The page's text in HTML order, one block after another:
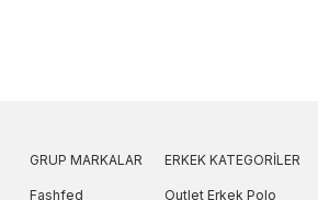
GRUP MARKALAR
Fashfed
ERKEK KATEGORILER
Outlet Erkek Polo